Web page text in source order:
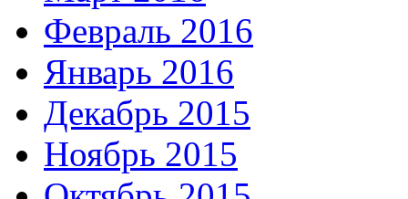
Февраль 2016
Январь 2016
Декабрь 2015
Ноябрь 2015